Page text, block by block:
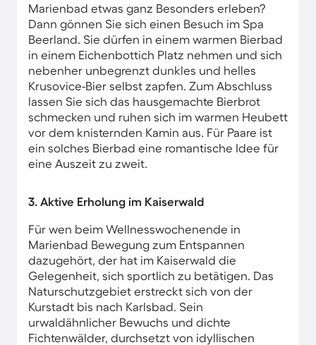
Marienbad etwas ganz Besonders erleben?
Dann gönnen Sie sich einen Besuch im Spa
Beerland. Sie dürfen in einem warmen Bierbad
in einem Eichenbottich Platz nehmen und sich
nebenher unbegrenzt dunkles und helles
Krusovice-Bier selbst zapfen. Zum Abschluss
lassen Sie sich das hausgemachte Bierbrot
schmecken und ruhen sich im warmen Heubett
vor dem knisternden Kamin aus. Für Paare ist
ein solches Bierbad eine romantische Idee für
eine Auszeit zu zweit.
3. Aktive Erholung im Kaiserwald
Für wen beim Wellnesswochenende in
Marienbad Bewegung zum Entspannen
dazugehört, der hat im Kaiserwald die
Gelegenheit, sich sportlich zu betätigen. Das
Naturschutzgebiet erstreckt sich von der
Kurstadt bis nach Karlsbad. Sein
urwaldähnlicher Bewuchs und dichte
Fichtenwälder, durchsetzt von idyllischen